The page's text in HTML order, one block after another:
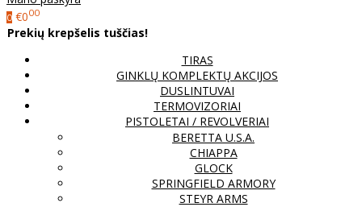
0 €000
Prekių krepšelis tuščias!
TIRAS
GINKLŲ KOMPLEKTŲ AKCIJOS
DUSLINTUVAI
TERMOVIZORIAI
PISTOLETAI / REVOLVERIAI
BERETTA U.S.A.
CHIAPPA
GLOCK
SPRINGFIELD ARMORY
STEYR ARMS